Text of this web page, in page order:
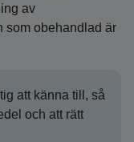
av
som obehandlad är
att känna till, så
och att rätt